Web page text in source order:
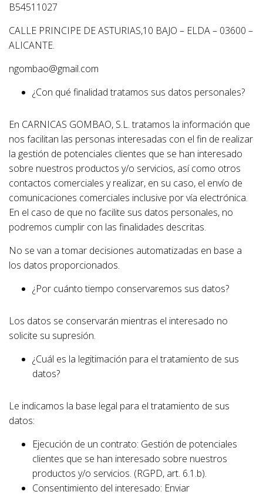
B54511027
CALLE PRINCIPE DE ASTURIAS,10 BAJO – ELDA – 03600 –
ALICANTE.
ngombao@gmail.com
¿Con qué finalidad tratamos sus datos personales?
En CARNICAS GOMBAO, S.L. tratamos la información que
nos facilitan las personas interesadas con el fin de realizar
la gestión de potenciales clientes que se han interesado
sobre nuestros productos y/o servicios, así como otros
contactos comerciales y realizar, en su caso, el envío de
comunicaciones comerciales inclusive por vía electrónica.
En el caso de que no facilite sus datos personales, no
podremos cumplir con las finalidades descritas.
No se van a tomar decisiones automatizadas en base a
los datos proporcionados.
¿Por cuánto tiempo conservaremos sus datos?
Los datos se conservarán mientras el interesado no
solicite su supresión.
¿Cuál es la legitimación para el tratamiento de sus
datos?
Le indicamos la base legal para el tratamiento de sus
datos:
Ejecución de un contrato: Gestión de potenciales
clientes que se han interesado sobre nuestros
productos y/o servicios. (RGPD, art. 6.1.b).
Consentimiento del interesado: Enviar